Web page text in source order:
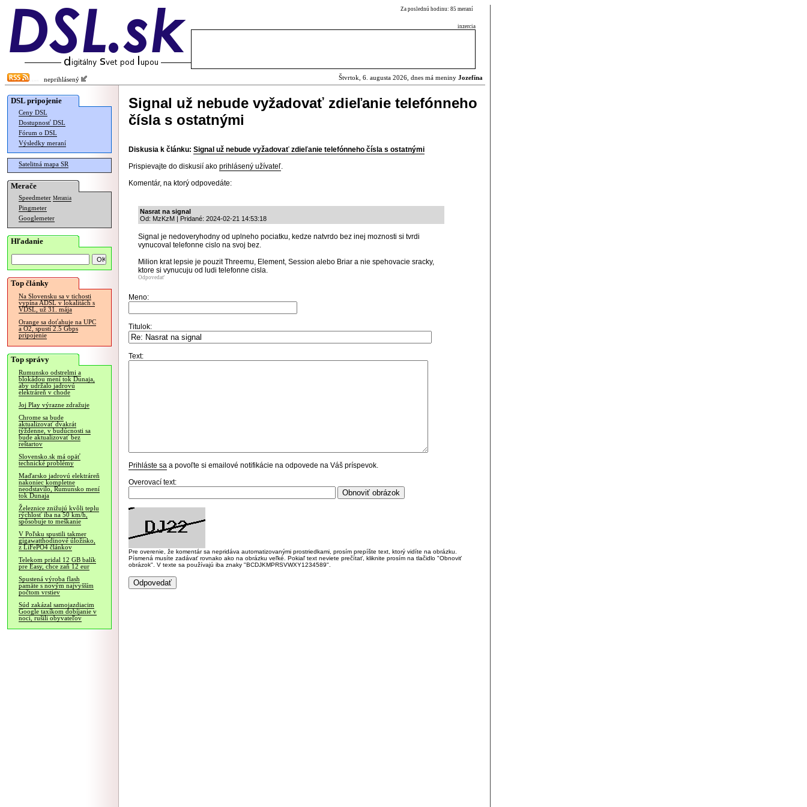
Za poslednú hodinu: 85 meraní
inzercia
neprihlásený Štvrtok, 6. augusta 2026, dnes má meniny Jozefína
DSL pripojenie
Ceny DSL
Dostupnosť DSL
Fórum o DSL
Výsledky meraní
Satelitná mapa SR
Merače
Speedmeter Merania
Pingmeter
Googlemeter
Hľadanie
Top články
Na Slovensku sa v tichosti
vypína ADSL v lokalitách s
VDSL, už 31. mája
Orange sa doťahuje na UPC
a O2, spustí 2.5 Gbps
pripojenie
Top správy
Rumunsko odstrelmi a
blokádou mení tok Dunaja,
aby udržalo jadrovú
elektráreň v chode
Joj Play výrazne zdražuje
Chrome sa bude
aktualizovať dvakrát
týždenne, v budúcnosti sa
bude aktualizovať bez
reštartov
Slovensko.sk má opäť
technické problémy
Maďarsko jadrovú elektráreň
nakoniec kompletne
neodstavilo, Rumunsko mení
tok Dunaja
Železnice znižujú kvôli teplu
rýchlosť iba na 50 km/h,
spôsobuje to meškanie
V Poľsku spustili takmer
gigawatthodinové úložisko,
z LiFePO4 článkov
Telekom pridal 12 GB balík
pre Easy, chce zaň 12 eur
Spustená výroba flash
pamäte s novým najvyšším
počtom vrstiev
Súd zakázal samojazdiacim
Google taxíkom dobíjanie v
noci, rušili obyvateľov
Signal už nebude vyžadovať zdieľanie telefónneho
čísla s ostatnými
Diskusia k článku: Signal už nebude vyžadovať zdieľanie telefónneho čísla s ostatnými
Prispievajte do diskusií ako prihlásený užívateľ.
Komentár, na ktorý odpovedáte:
Nasrat na signal
Od: MzKzM | Pridané: 2024-02-21 14:53:18
Signal je nedoveryhodny od uplneho pociatku, kedze natvrdo bez inej moznosti si tvrdi
vynucoval telefonne cislo na svoj bez.
Milion krat lepsie je pouzit Threemu, Element, Session alebo Briar a nie spehovacie sracky,
ktore si vynucuju od ludi telefonne cisla.
Odpovedať
Meno:
Titulok:
Text:
Prihláste sa a povoľte si emailové notifikácie na odpovede na Váš príspevok.
Overovací text:
Pre overenie, že komentár sa nepridáva automatizovanými prostriedkami, prosím prepíšte text, ktorý vidíte na obrázku.
Písmená musíte zadávať rovnako ako na obrázku veľké. Pokiaľ text neviete prečítať, kliknite prosím na tlačidlo "Obnoviť
obrázok". V texte sa používajú iba znaky "BCDJKMPRSVWXY1234589".